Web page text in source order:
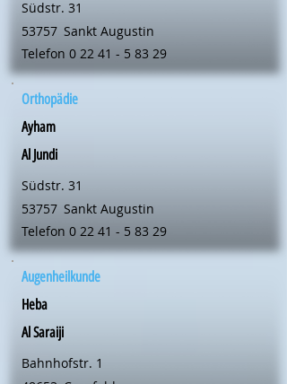
Südstr. 31
53757 Sankt Augustin
Telefon 0 22 41 - 5 83 29
Orthopädie
Ayham
Al Jundi
Südstr. 31
53757 Sankt Augustin
Telefon 0 22 41 - 5 83 29
Augenheilkunde
Heba
Al Saraiji
Bahnhofstr. 1